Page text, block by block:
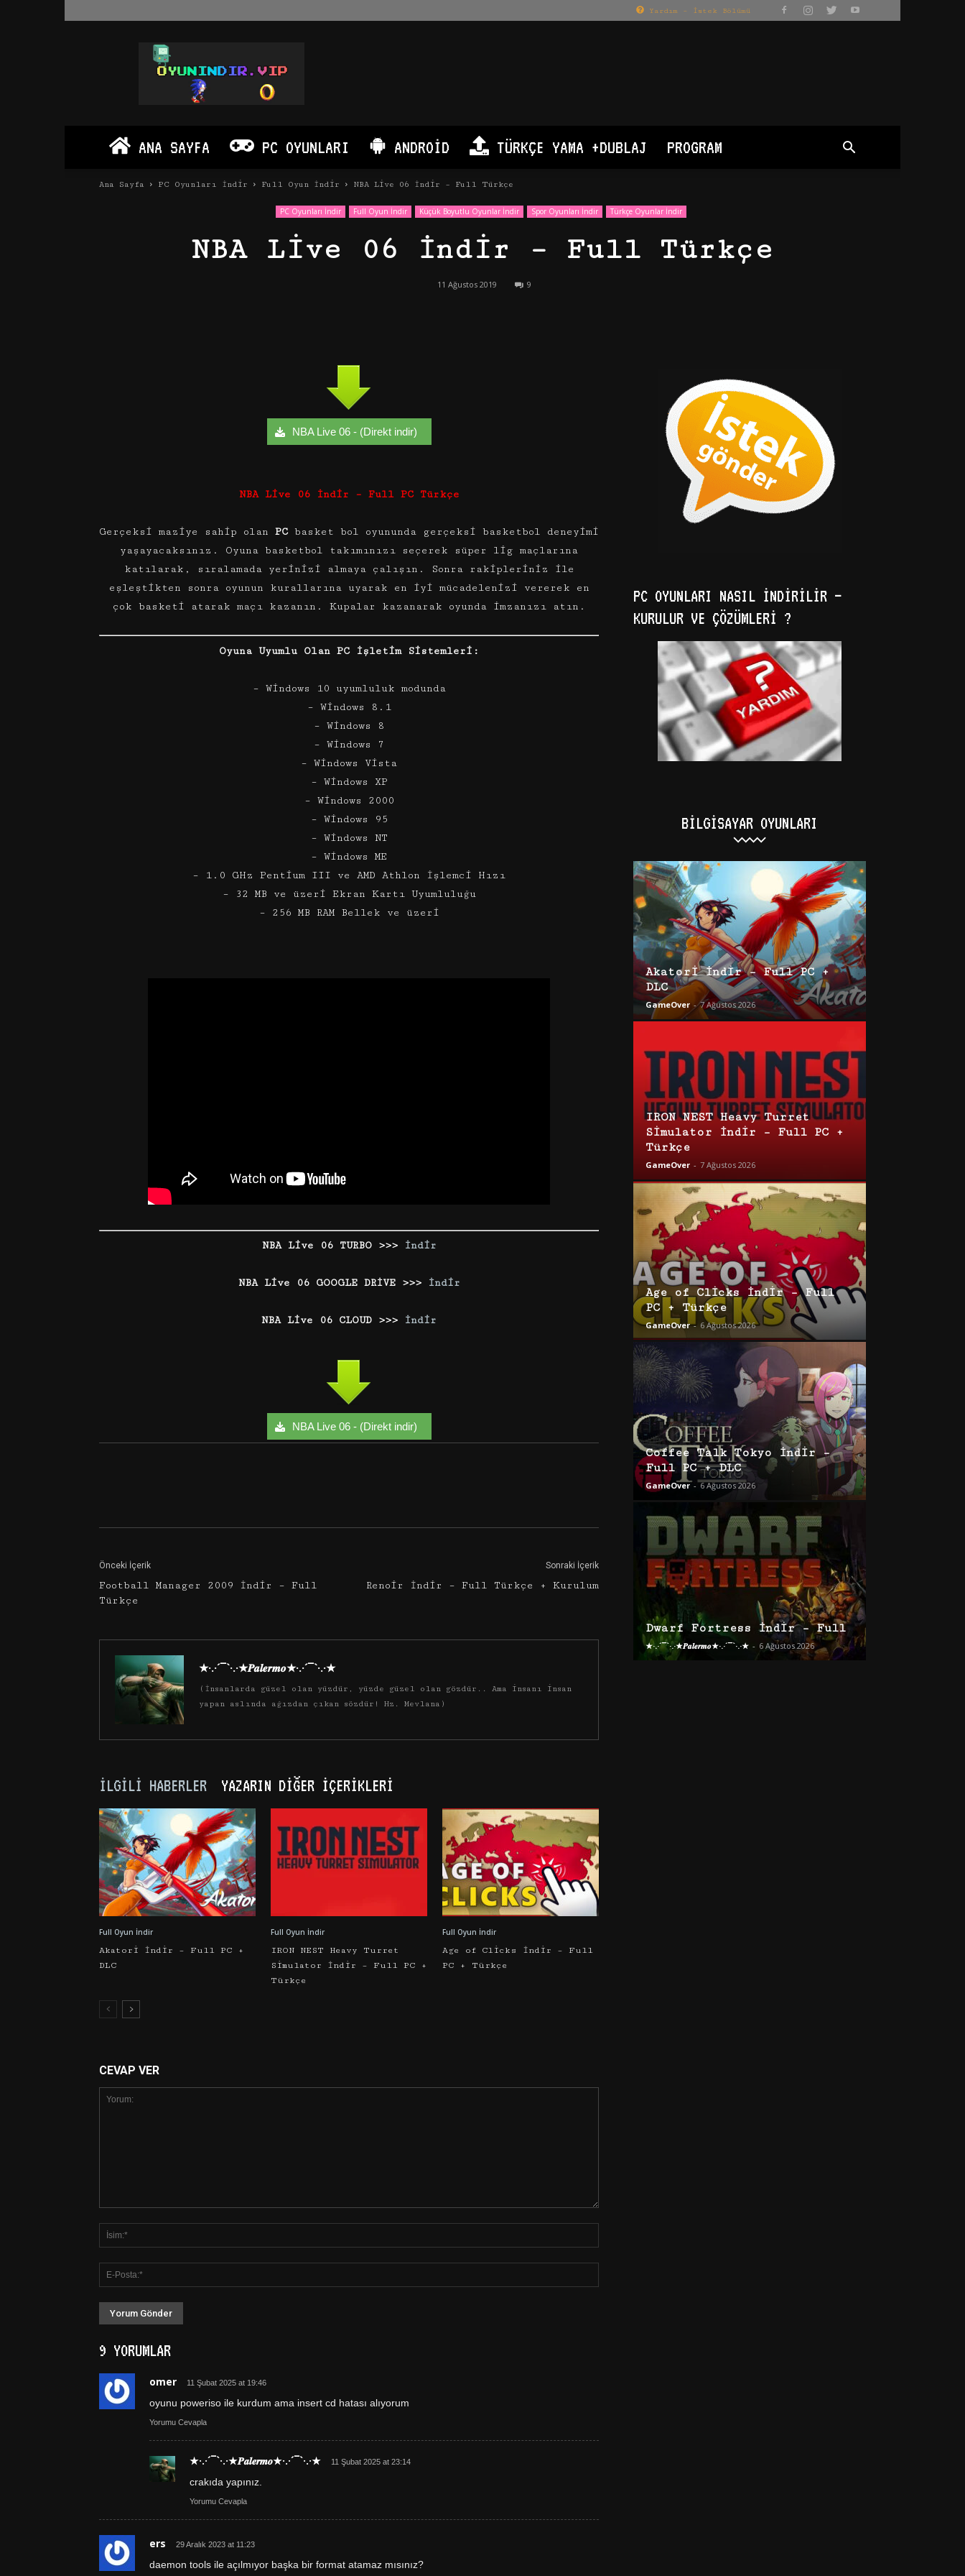
Yardım – İstek Bölümü
Oyun
İndir
PC
Android
ANA SAYFA PC OYUNLARI ANDROID TÜRKÇE YAMA +DUBLAJ PROGRAM
Ana Sayfa PC Oyunları İndir Full Oyun İndir NBA Live 06 İndir – Full Türkçe
PC Oyunları İndir Full Oyun İndir Küçük Boyutlu Oyunlar İndir Spor Oyunları İndir Türkçe Oyunlar İndir
NBA Live 06 İndir – Full Türkçe
11 Ağustos 2019 9
NBA Live 06 - (Direkt indir)
NBA Live 06 İndir – Full PC Türkçe
Gerçeksi maziye sahip olan PCbasket bol oyununda gerçeksi basketbol deneyimi
yaşayacaksınız. Oyuna basketbol takımınızı seçerek süper lig maçlarına
katılarak, sıralamada yerinizi almaya çalışın. Sonra rakipleriniz ile
eşleştikten sonra oyunun kurallarına uyarak en iyi mücadelenizi vererek en
çok basketi atarak maçı kazanın. Kupalar kazanarak oyunda imzanızı atın.
Oyuna Uyumlu Olan PC İşletim Sistemleri:
– Windows 10 uyumluluk modunda
– Windows 8.1
– Windows 8
– Windows 7
– Windows Vista
– Windows XP
– Windows 2000
– Windows 95
– Windows NT
– Windows ME
– 1.0 GHz Pentium III ve AMD Athlon İşlemci Hızı
– 32 MB ve üzeri Ekran Kartı Uyumluluğu
– 256 MB RAM Bellek ve üzeri
NBA Live 06 TURBO >>>İndir
NBA Live 06 GOOGLE DRİVE >>>İndir
NBA Live 06 CLOUD >>> İndir
NBA Live 06 - (Direkt indir)
Önceki İçerik
Football Manager 2009 İndir – Full
Türkçe
Sonraki İçerik
Renoir İndir – Full Türkçe + Kurulum
★·.·´¯`·.·★𝑷𝒂𝒍𝒆𝒓𝒎𝒐★·.·´¯`·.·★
(İnsanlarda güzel olan yüzdür, yüzde güzel olan gözdür.. Ama insanı insan
yapan aslında ağızdan çıkan sözdür! Hz. Mevlana)
İLGILI HABERLER YAZARIN DIĞER İÇERIKLERI
Full Oyun İndir
Akatori İndir – Full PC +
DLC
Full Oyun İndir
IRON NEST Heavy Turret
Simulator İndir – Full PC +
Türkçe
Full Oyun İndir
Age of Clicks İndir – Full
PC + Türkçe
CEVAP VER
9 YORUMLAR
omer 11 Şubat 2025 at 19:46
oyunu poweriso ile kurdum ama insert cd hatası alıyorum
Yorumu Cevapla
★·.·´¯`·.·★𝑷𝒂𝒍𝒆𝒓𝒎𝒐★·.·´¯`·.·★ 11 Şubat 2025 at 23:14
crakıda yapınız.
Yorumu Cevapla
ers 29 Aralık 2023 at 11:23
daemon tools ile açılmıyor başka bir format atamaz mısınız?
PC OYUNLARI NASIL İNDIRILIR –
KURULUR VE ÇÖZÜMLERI ?
BILGISAYAR OYUNLARI
Akatori İndir – Full PC +
DLC
GameOver - 7 Ağustos 2026
IRON NEST Heavy Turret
Simulator İndir – Full PC +
Türkçe
GameOver - 7 Ağustos 2026
Age of Clicks İndir – Full
PC + Türkçe
GameOver - 6 Ağustos 2026
Coffee Talk Tokyo İndir –
Full PC + DLC
GameOver - 6 Ağustos 2026
Dwarf Fortress İndir – Full
★·.·´¯`·.·★𝑷𝒂𝒍𝒆𝒓𝒎𝒐★·.·´¯`·.·★ - 6 Ağustos 2026